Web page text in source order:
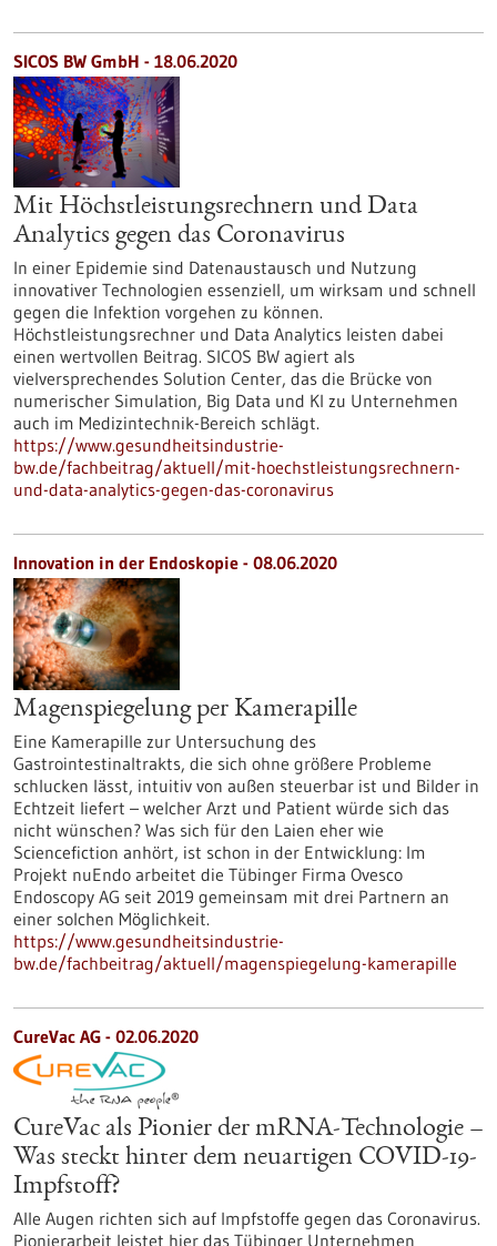
SICOS BW GmbH - 18.06.2020
Mit Höchstleistungsrechnern und Data
Analytics gegen das Coronavirus
In einer Epidemie sind Datenaustausch und Nutzung
innovativer Technologien essenziell, um wirksam und schnell
gegen die Infektion vorgehen zu können.
Höchstleistungsrechner und Data Analytics leisten dabei
einen wertvollen Beitrag. SICOS BW agiert als
vielversprechendes Solution Center, das die Brücke von
numerischer Simulation, Big Data und KI zu Unternehmen
auch im Medizintechnik-Bereich schlägt.
https://www.gesundheitsindustrie-
bw.de/fachbeitrag/aktuell/mit-hoechstleistungsrechnern-
und-data-analytics-gegen-das-coronavirus
Innovation in der Endoskopie - 08.06.2020
Magenspiegelung per Kamerapille
Eine Kamerapille zur Untersuchung des
Gastrointestinaltrakts, die sich ohne größere Probleme
schlucken lässt, intuitiv von außen steuerbar ist und Bilder in
Echtzeit liefert – welcher Arzt und Patient würde sich das
nicht wünschen? Was sich für den Laien eher wie
Sciencefiction anhört, ist schon in der Entwicklung: Im
Projekt nuEndo arbeitet die Tübinger Firma Ovesco
Endoscopy AG seit 2019 gemeinsam mit drei Partnern an
einer solchen Möglichkeit.
https://www.gesundheitsindustrie-
bw.de/fachbeitrag/aktuell/magenspiegelung-kamerapille
CureVac AG - 02.06.2020
CureVac als Pionier der mRNA-Technologie –
Was steckt hinter dem neuartigen COVID-19-
Impfstoff?
Alle Augen richten sich auf Impfstoffe gegen das Coronavirus.
Pionierarbeit leistet hier das Tübinger Unternehmen